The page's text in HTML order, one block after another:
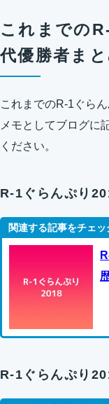
これまでの
代優勝者ま
これまでのR-1ぐら
メモとしてブログに
ください。
R-1ぐらんぷり
R-1ぐらんぷり